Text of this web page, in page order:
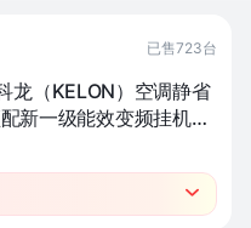
已售723台
龙（KELON）空调静省
新一级能效变频挂机家
电一级能效大1.5匹
兑好礼；
